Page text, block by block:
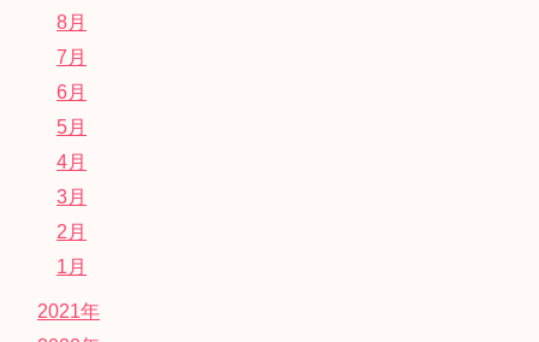
8月
7月
6月
5月
4月
3月
2月
1月
2021年